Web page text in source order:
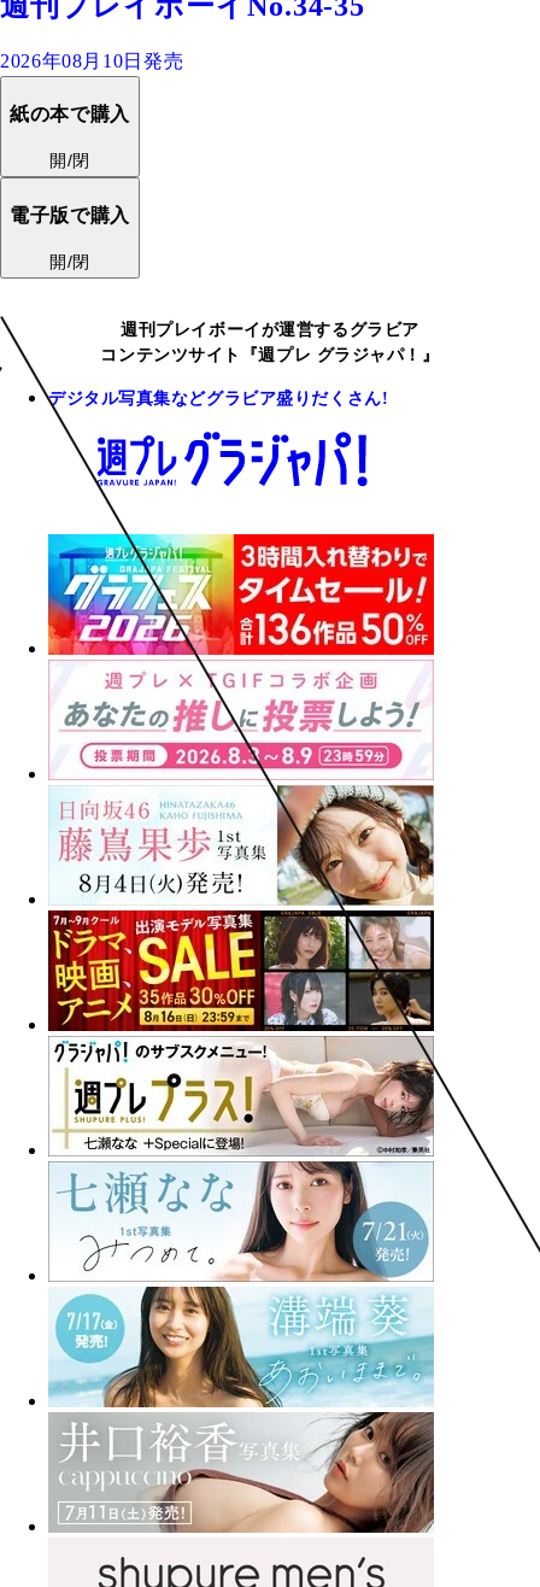
2026年08月10日発売
紙の本で購入
開/閉
電子版で購入
開/閉
週刊プレイボーイが運営するグラビア
コンテンツサイト『週プレ グラジャパ！』
デジタル写真集などグラビア盛りだくさん!